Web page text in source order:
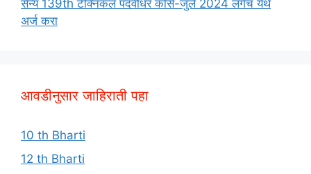
सैन्य 139th टेक्निकल पदवीधर कोर्स-जुलै 2024 लगेच येथे
अर्ज करा
आवडीनुसार जाहिराती पहा
10 th Bharti
12 th Bharti